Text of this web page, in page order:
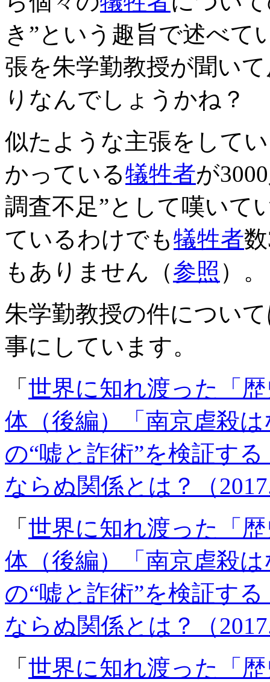
き”という趣旨で述べて
張を朱学勤教授が聞い
りなんでしょうかね？
似たような主張をして
かっている犠牲者が
調査不足”として嘆いて
ているわけでも犠牲者
もありません（参照 ）。
朱学勤教授の件につい
事にしています。
「 世界に知れ渡った「
体（後編）「南京虐殺
の“嘘と詐術”を検証す
ならぬ関係とは？（
「 世界に知れ渡った「
体（後編）「南京虐殺
の“嘘と詐術”を検証す
ならぬ関係とは？（
「 世界に知れ渡った「